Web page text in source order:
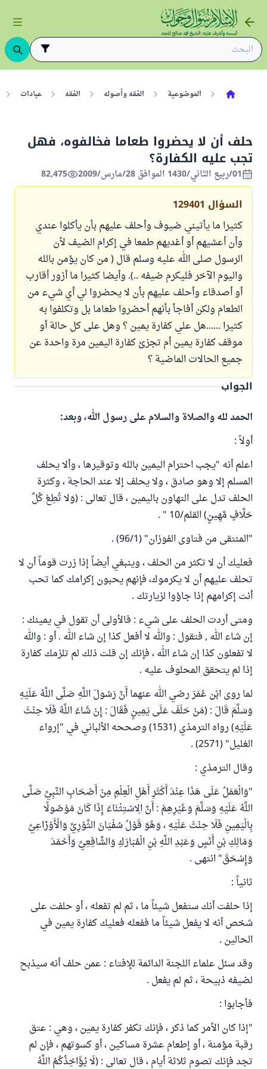
الموضوعية الفقه وأصوله الفقه عبادات
حلف أن لا يحضروا طعاما فخالفوه، فهل
تجب عليه الكفارة؟
01/ربيع الثاني/1430 الموافق 28/مارس/2009 82,475
السؤال 129401
كثيرا ما يأتيني ضيوف وأحلف عليهم بأن يأكلوا عندي
وأن أعشيهم أو أغديهم طمعا في إكرام الضيف لأن
الرسول صلى الله عليه وسلم قال ( من كان يؤمن بالله
واليوم الآخر فليكرم ضيفه ..). وأيضا كثيرا ما أزور أقارب
أو أصدقاء وأحلف عليهم بأن لا يحضروا لي أي شيء من
الطعام ولكن أفاجأ بأنهم أحضروا طعاما بل وتكلفوا به
كثيرا ......هل علي كفارة يمين ؟ وهل على كل حالة أو
موقف كفارة يمين أم تجزئ كفارة اليمين مرة واحدة عن
جميع الحالات الماضية ؟
الجواب
الحمد لله والصلاة والسلام على رسول الله، وبعد:
أولاً :
اعلم أنه "يجب احترام اليمين بالله وتوقيرها ، وألا يحلف
المسلم إلا وهو صادق ، ولا يحلف إلا عند الحاجة ، وكثرة
الحلف تدل على التهاون باليمين ، قال تعالى : (وَلا تُطِعْ كُلَّ
حَلَّافٍ مَّهِينٍ) القلم/10 " .
"المنتقى من فتاوى الفوزان" (96/1) .
فعليك أن لا تكثر من الحلف ، وينبغي أيضاً إذا زرت قوماً أن لا
تحلف عليهم أن لا يكرموك، فإنهم يحبون إكرامك كما تحب
أنت إكرامهم إذا جاؤوا لزيارتك .
ومتى أردت الحلف على شيء : فالأولى أن تقول في يمينك :
إن شاء الله , فتقول : والله لا أفعل كذا إن شاء الله . أو : والله
لا تفعلون كذا إن شاء الله ، فإنك إن قلت ذلك لم تلزمك كفارة
إذا لم يتحقق المحلوف عليه .
لما روى ابْن عُمَرَ رضي الله عنهما أَنَّ رَسُولَ اللَّهِ صَلَّى اللَّهُ عَلَيْهِ
وَسَلَّمَ قَالَ : (مَنْ حَلَفَ عَلَى يَمِينٍ فَقَالَ : إِنْ شَاءَ اللَّهُ فَلَا حِنْثَ
عَلَيْهِ) رواه الترمذي (1531) وصححه الألباني في "إرواء
الغليل" (2571) .
وقال الترمذي :
"وَالْعَمَلُ عَلَى هَذَا عِنْدَ أَكْثَرِ أَهْلِ الْعِلْمِ مِنْ أَصْحَابِ النَّبِيِّ صَلَّى
اللَّهُ عَلَيْهِ وَسَلَّمَ وَغَيْرِهِمْ : أَنَّ الِاسْتِثْنَاءَ إِذَا كَانَ مَوْصُولًا
بِالْيَمِينِ فَلَا حِنْثَ عَلَيْهِ ، وَهُوَ قَوْلُ سُفْيَانَ الثَّوْرِيِّ وَالْأَوْزَاعِيِّ
وَمَالِكِ بْنِ أَنَسٍ وَعَبْدِ اللَّهِ بْنِ الْمُبَارَكِ وَالشَّافِعِيِّ وَأَحْمَدَ
وَإِسْحَقَ" انتهى .
ثانياً :
إذا حلفت أنك ستفعل شيئاً ما ، ثم لم تفعله ، أو حلفت على
شخص أنه لا يفعل شيئاً ما ففعله فعليك كفارة يمين في
الحالين .
وقد سئل علماء اللجنة الدائمة للإفتاء : عمن حلف أنه سيذبح
لضيفه ذبيحة ، ثم لم يفعل .
فأجابوا :
"إذا كان الأمر كما ذكر ، فإنك تكفر كفارة يمين ، وهي : عتق
رقبة مؤمنة ، أو إطعام عشرة مساكين ، أو كسوتهم ، فإن لم
تجد فإنك تصوم ثلاثة أيام ، قال تعالى : (لَا يُؤَاخِذُكُمُ اللَّهُ